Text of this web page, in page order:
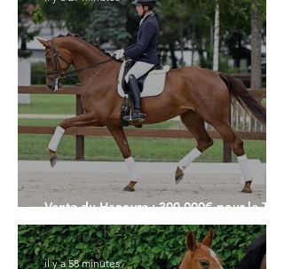
Vente du Hanovre : 300.000€ pour le Top
Price
il y a 58 minutes